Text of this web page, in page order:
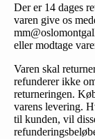
Der er 14 dages
varen give os
eller modtage
Varen skal
refunderer ikke
returneringen.
varens levering.
til kunden, vil